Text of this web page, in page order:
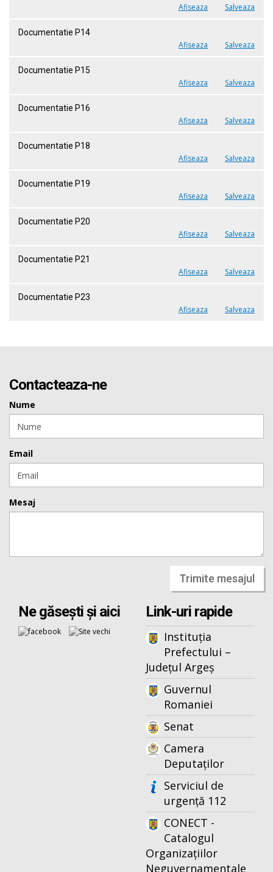
Afiseaza Salveaza
Documentatie P14
Afiseaza Salveaza
Documentatie P15
Afiseaza Salveaza
Documentatie P16
Afiseaza Salveaza
Documentatie P18
Afiseaza Salveaza
Documentatie P19
Afiseaza Salveaza
Documentatie P20
Afiseaza Salveaza
Documentatie P21
Afiseaza Salveaza
Documentatie P23
Afiseaza Salveaza
Contacteaza-ne
Nume
Email
Mesaj
Trimite mesajul
Ne găsești și aici Link-uri rapide
Instituția
Prefectului –
Județul Argeș
Guvernul
Romaniei
Senat
Camera
Deputaților
Serviciul de
urgență 112
CONECT -
Catalogul
Organizațiilor
Neguvernamentale